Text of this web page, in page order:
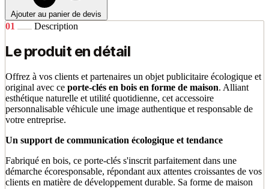
Ajouter au panier de devis
01 Description
Le produit en détail
Offrez à vos clients et partenaires un objet publicitaire écologique et
original avec ce porte-clés en bois en forme de maison. Alliant
esthétique naturelle et utilité quotidienne, cet accessoire
personnalisable véhicule une image authentique et responsable de
votre entreprise.
Un support de communication écologique et tendance
Fabriqué en bois, ce porte-clés s'inscrit parfaitement dans une
démarche écoresponsable, répondant aux attentes croissantes de vos
clients en matière de développement durable. Sa forme de maison